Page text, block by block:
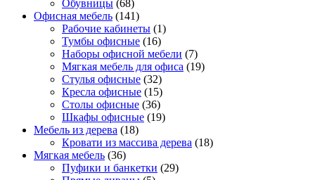
Обувницы (68)
Офисная мебель (141)
Рабочие кабинеты (1)
Тумбы офисные (16)
Наборы офисной мебели (7)
Мягкая мебель для офиса (19)
Стулья офисные (32)
Кресла офисные (15)
Столы офисные (36)
Шкафы офисные (19)
Мебель из дерева (18)
Кровати из массива дерева (18)
Мягкая мебель (36)
Пуфики и банкетки (29)